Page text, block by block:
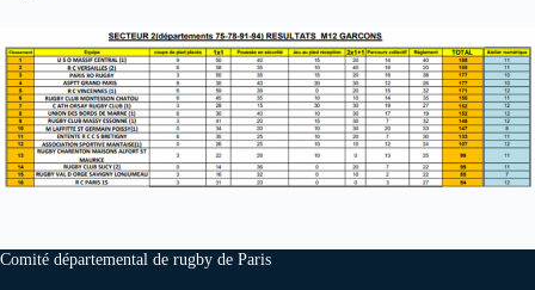
Comité départemental de rugby de Paris